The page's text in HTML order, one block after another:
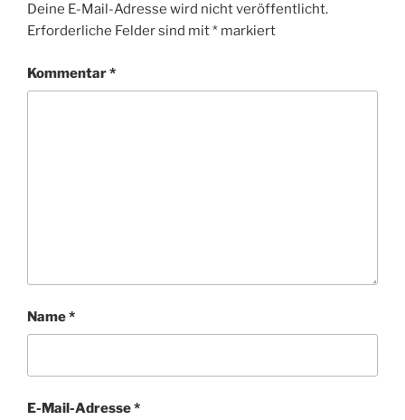
Deine E-Mail-Adresse wird nicht veröffentlicht.
Erforderliche Felder sind mit* markiert
Kommentar*
Name*
E-Mail-Adresse*